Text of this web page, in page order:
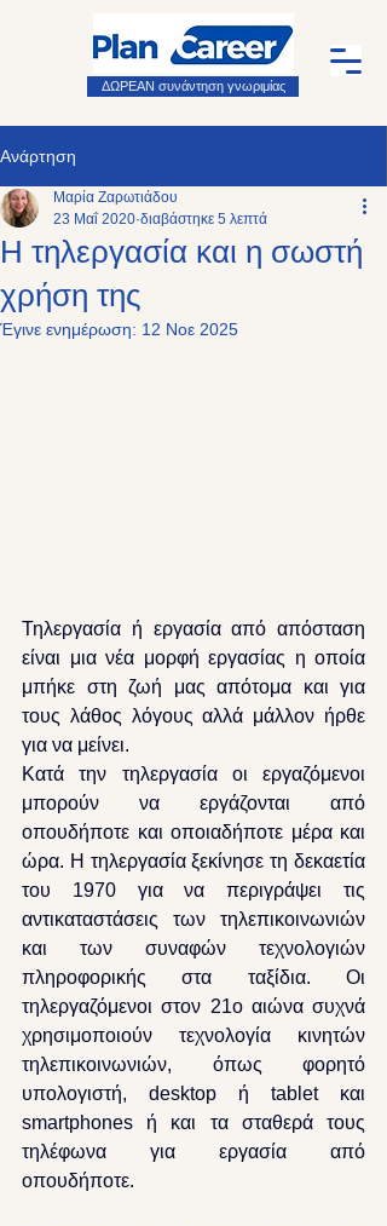
ΔΩΡΕΑΝ συνάντηση γνωριμίας
Ανάρτηση
Η τηλεργασία και η σωστή
χρήση της
Μαρία Ζαρωτιάδου
23 Μαΐ 2020 διαβάστηκε 5 λεπτά
Έγινε ενημέρωση: 12 Νοε 2025
Τηλεργασία ή εργασία από απόσταση
είναι μια νέα μορφή εργασίας η οποία
μπήκε στη ζωή μας απότομα και για
τους λάθος λόγους αλλά μάλλον ήρθε
για να μείνει.
Κατά την τηλεργασία οι εργαζόμενοι
μπορούν να εργάζονται από
οπουδήποτε και οποιαδήποτε μέρα και
ώρα. Η τηλεργασία ξεκίνησε τη δεκαετία
του 1970 για να περιγράψει τις
αντικαταστάσεις των τηλεπικοινωνιών
και των συναφών τεχνολογιών
πληροφορικής στα ταξίδια. Οι
τηλεργαζόμενοι στον 21ο αιώνα συχνά
χρησιμοποιούν τεχνολογία κινητών
τηλεπικοινωνιών, όπως φορητό
υπολογιστή, desktop ή tablet και
smartphones ή και τα σταθερά τους
τηλέφωνα για εργασία από
οπουδήποτε.